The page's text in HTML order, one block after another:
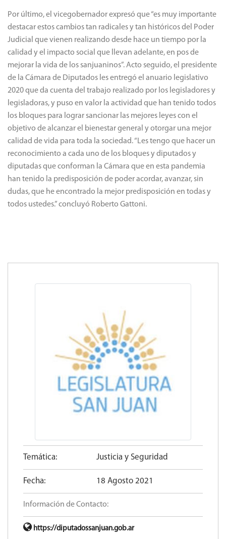
Judicial que vienen realizando desde hace un tiempo por la
calidad y el impacto social que llevan adelante, en pos de
mejorar la vida de los sanjuaninos”. Acto seguido, el presidente
de la Cámara de Diputados les entregó el anuario legislativo
2020 que da cuenta del trabajo realizado por los legisladores y
legisladoras, y puso en valor la actividad que han tenido todos
los bloques para lograr sancionar las mejores leyes con el
objetivo de alcanzar el bienestar general y otorgar una mejor
calidad de vida para toda la sociedad. “Les tengo que hacer un
reconocimiento a cada uno de los bloques y diputados y
diputadas que conforman la Cámara que en esta pandemia
han tenido la predisposición de poder acordar, avanzar, sin
dudas, que he encontrado la mejor predisposición en todas y
todos ustedes.” concluyó Roberto Gattoni.
Fecha: 18 Agosto 2021
Información de Contacto:
https://diputadossanjuan.gob.ar
weblegislaturasanjuan@gmail.com